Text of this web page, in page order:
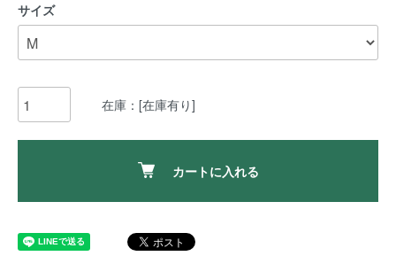
サイズ
在庫：[在庫有り]
カートに入れる